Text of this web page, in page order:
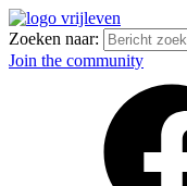
Zoeken naar:
Join the community